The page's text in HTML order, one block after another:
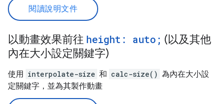
閱讀說明文件
以動畫效果前往 height: auto; (以及其他
內在大小設定關鍵字)
使用 interpolate-size 和 calc-size() 為內在大小設
定關鍵字，並為其製作動畫